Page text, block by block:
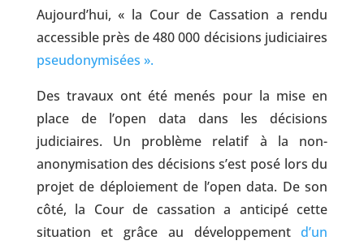
Aujourd’hui, « la Cour de Cassation a rendu
accessible près de 480 000 décisions judiciaires
pseudonymisées ».
Des travaux ont été menés pour la mise en
place de l’open data dans les décisions
judiciaires. Un problème relatif à la non-
anonymisation des décisions s’est posé lors du
projet de déploiement de l’open data. De son
côté, la Cour de cassation a anticipé cette
situation et grâce au développementd’un